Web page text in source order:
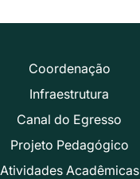
Coordenação
Infraestrutura
Canal do Egresso
Projeto Pedagógico
Atividades Acadêmicas